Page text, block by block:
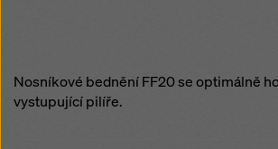
Nosníkové bednění FF20 se optimálně
vystupující pilíře.